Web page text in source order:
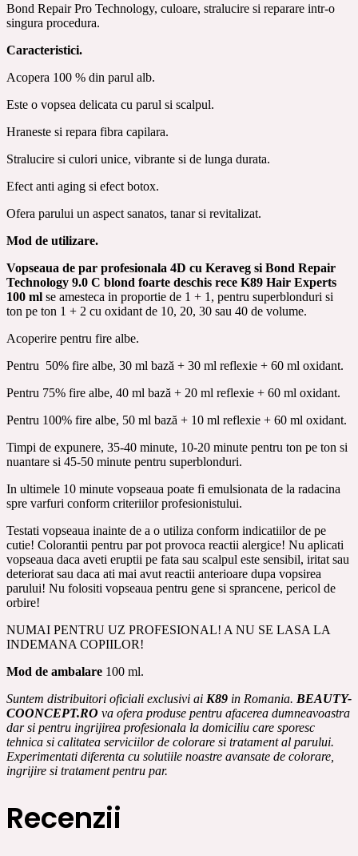
Bond Repair Pro Technology, culoare, stralucire si reparare intr-o
singura procedura.
Caracteristici.
Acopera 100 % din parul alb.
Este o vopsea delicata cu parul si scalpul.
Hraneste si repara fibra capilara.
Stralucire si culori unice, vibrante si de lunga durata.
Efect anti aging si efect botox.
Ofera parului un aspect sanatos, tanar si revitalizat.
Mod de utilizare.
Vopseaua de par profesionala 4D cu Keraveg si Bond Repair
Technology 9.0 C blond foarte deschis rece K89 Hair Experts
100 ml se amesteca in proportie de 1 + 1, pentru superblonduri si
ton pe ton 1 + 2 cu oxidant de 10, 20, 30 sau 40 de volume.
Acoperire pentru fire albe.
Pentru 50% fire albe, 30 ml bază + 30 ml reflexie + 60 ml oxidant.
Pentru 75% fire albe, 40 ml bază + 20 ml reflexie + 60 ml oxidant.
Pentru 100% fire albe, 50 ml bază + 10 ml reflexie + 60 ml oxidant.
Timpi de expunere, 35-40 minute, 10-20 minute pentru ton pe ton si
nuantare si 45-50 minute pentru superblonduri.
In ultimele 10 minute vopseaua poate fi emulsionata de la radacina
spre varfuri conform criteriilor profesionistului.
Testati vopseaua inainte de a o utiliza conform indicatiilor de pe
cutie! Colorantii pentru par pot provoca reactii alergice! Nu aplicati
vopseaua daca aveti eruptii pe fata sau scalpul este sensibil, iritat sau
deteriorat sau daca ati mai avut reactii anterioare dupa vopsirea
parului! Nu folositi vopseaua pentru gene si sprancene, pericol de
orbire!
NUMAI PENTRU UZ PROFESIONAL! A NU SE LASA LA
INDEMANA COPIILOR!
Mod de ambalare 100 ml.
Suntem distribuitori oficiali exclusivi ai K89 in Romania. BEAUTY-
COONCEPT.RO va ofera produse pentru afacerea dumneavoastra
dar si pentru ingrijirea profesionala la domiciliu care sporesc
tehnica si calitatea serviciilor de colorare si tratament al parului.
Experimentati diferenta cu solutiile noastre avansate de colorare,
ingrijire si tratament pentru par.
Recenzii